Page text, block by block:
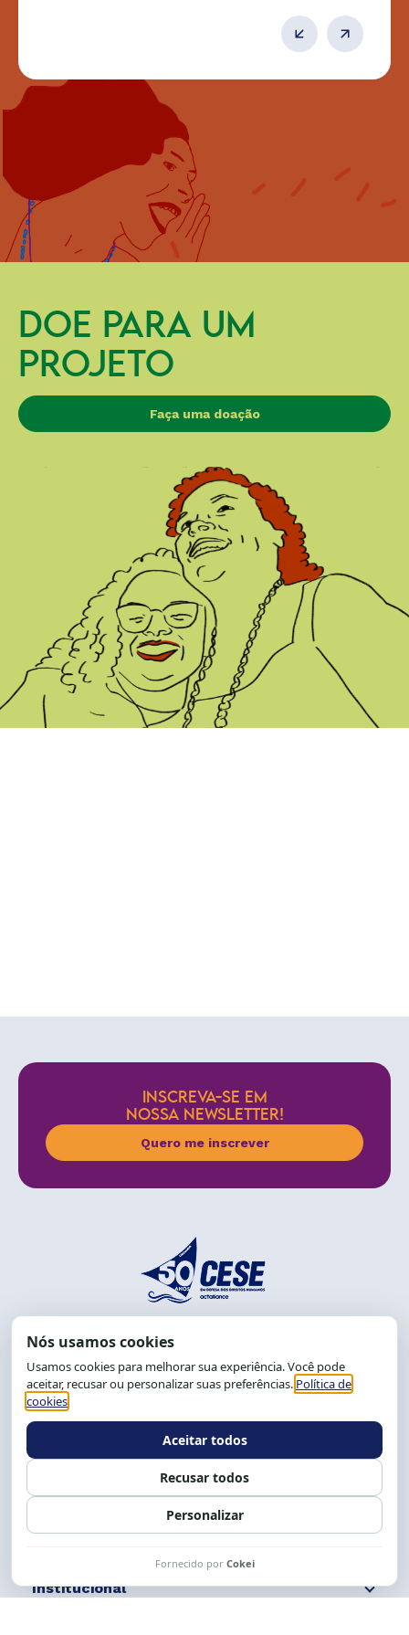
DOE PARA UM
PROJETO
Faça uma doação
INSCREVA-SE EM
NOSSA NEWSLETTER!
Quero me inscrever
End.: R. da Graça, 150. Graça
CEP: 40.150-055
Salvador-BA, Brasil.
Tel.: (71) 2104-5457, Cel.: (71) 9 9239-2104 ou 2105
Expediente: 8h às 12h e 13 às 17h.
Siga nossas redes Fale conosco
Institucional